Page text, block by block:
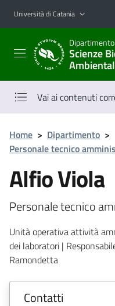
Vai al contenuto principale
Vai al menu di navigazione
Università di Catania
Scienze
Vai ai contenuti
Home > Dipartimento >
Personale tecnico
Alfio Viola
Personale tecnico
Unità operativa attività
dei laboratori |
Ramondetta
Contatti